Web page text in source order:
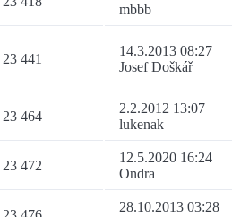
mbbb
23 441
14.3.2013 08:27
Josef Doškář
23 464
2.2.2012 13:07
lukenak
23 472
12.5.2020 16:24
Ondra
28.10.2013 03:28